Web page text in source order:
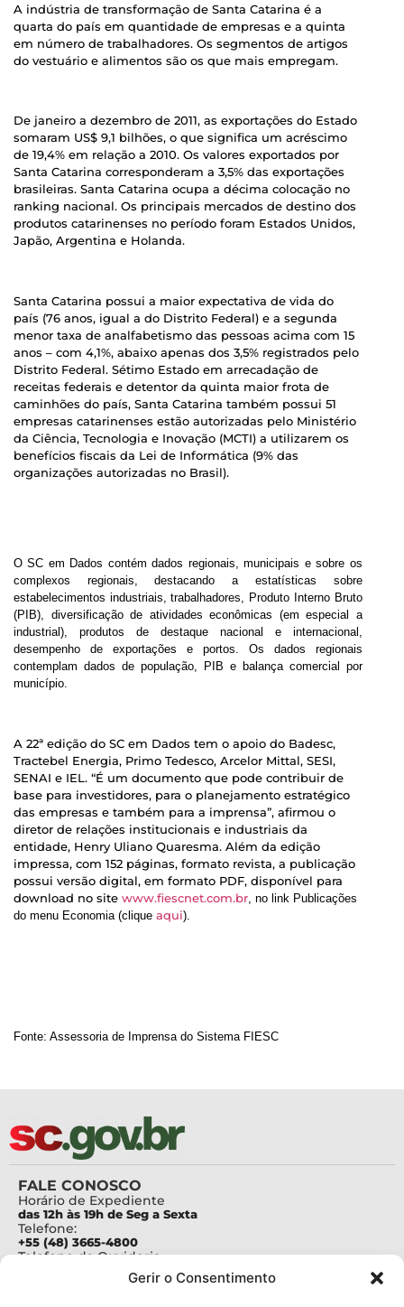
Gerir o Consentimento
A indústria de transformação de Santa Catarina é a
quarta do país em quantidade de empresas e a quinta
em número de trabalhadores. Os segmentos de artigos
do vestuário e alimentos são os que mais empregam.
De janeiro a dezembro de 2011, as exportações do Estado
somaram US$ 9,1 bilhões, o que significa um acréscimo
de 19,4% em relação a 2010. Os valores exportados por
Santa Catarina corresponderam a 3,5% das exportações
brasileiras. Santa Catarina ocupa a décima colocação no
ranking nacional. Os principais mercados de destino dos
produtos catarinenses no período foram Estados Unidos,
Japão, Argentina e Holanda.
Santa Catarina possui a maior expectativa de vida do
país (76 anos, igual a do Distrito Federal) e a segunda
menor taxa de analfabetismo das pessoas acima com 15
anos – com 4,1%, abaixo apenas dos 3,5% registrados pelo
Distrito Federal. Sétimo Estado em arrecadação de
receitas federais e detentor da quinta maior frota de
caminhões do país, Santa Catarina também possui 51
empresas catarinenses estão autorizadas pelo Ministério
da Ciência, Tecnologia e Inovação (MCTI) a utilizarem os
benefícios fiscais da Lei de Informática (9% das
organizações autorizadas no Brasil).
O SC em Dados contém dados regionais, municipais e sobre os
complexos regionais, destacando a estatísticas sobre
estabelecimentos industriais, trabalhadores, Produto Interno Bruto
(PIB), diversificação de atividades econômicas (em especial a
industrial), produtos de destaque nacional e internacional,
desempenho de exportações e portos. Os dados regionais
contemplam dados de população, PIB e balança comercial por
município.
A 22ª edição do SC em Dados tem o apoio do Badesc,
Tractebel Energia, Primo Tedesco, Arcelor Mittal, SESI,
SENAI e IEL. “É um documento que pode contribuir de
base para investidores, para o planejamento estratégico
das empresas e também para a imprensa”, afirmou o
diretor de relações institucionais e industriais da
entidade, Henry Uliano Quaresma. Além da edição
impressa, com 152 páginas, formato revista, a publicação
possui versão digital, em formato PDF, disponível para
download no site www.fiescnet.com.br, no link Publicações
do menu Economia (clique aqui).
Fonte: Assessoria de Imprensa do Sistema FIESC
FALE CONOSCO
Horário de Expediente
das 12h às 19h de Seg a Sexta
Telefone:
+55 (48) 3665-4800
Telefone da Ouvidoria